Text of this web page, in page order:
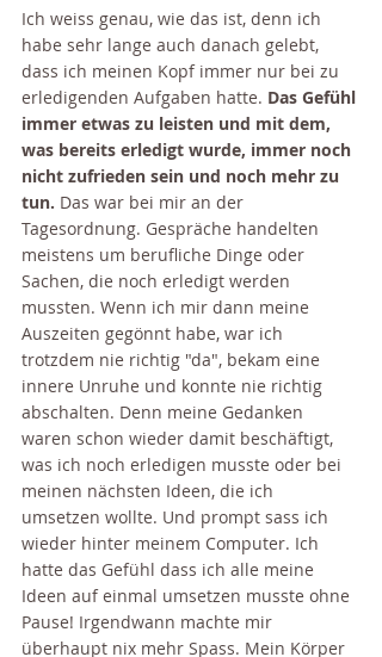
Ich weiss genau, wie das ist, denn ich
habe sehr lange auch danach gelebt,
dass ich meinen Kopf immer nur bei zu
erledigenden Aufgaben hatte. Das Gefühl
immer etwas zu leisten und mit dem,
was bereits erledigt wurde, immer noch
nicht zufrieden sein und noch mehr zu
tun. Das war bei mir an der
Tagesordnung. Gespräche handelten
meistens um berufliche Dinge oder
Sachen, die noch erledigt werden
mussten. Wenn ich mir dann meine
Auszeiten gegönnt habe, war ich
trotzdem nie richtig "da", bekam eine
innere Unruhe und konnte nie richtig
abschalten. Denn meine Gedanken
waren schon wieder damit beschäftigt,
was ich noch erledigen musste oder bei
meinen nächsten Ideen, die ich
umsetzen wollte. Und prompt sass ich
wieder hinter meinem Computer. Ich
hatte das Gefühl dass ich alle meine
Ideen auf einmal umsetzen musste ohne
Pause! Irgendwann machte mir
überhaupt nix mehr Spass. Mein Körper